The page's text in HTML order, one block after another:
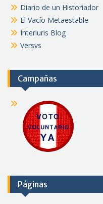
Diario de un Historiador
El Vacío Metaestable
Interiuris Blog
Versvs
Campañas
Páginas